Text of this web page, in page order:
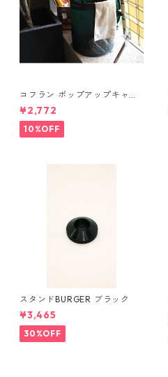
コフラン ポップアップキャン
プトラッシュカン Sサイズ
¥2,772
10%OFF
スタンドBURGER ブラック
¥3,465
30%OFF